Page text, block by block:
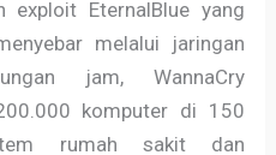
exploit EternalBlue yang
melalui jaringan
jam, WannaCry
komputer di 150
rumah sakit dan